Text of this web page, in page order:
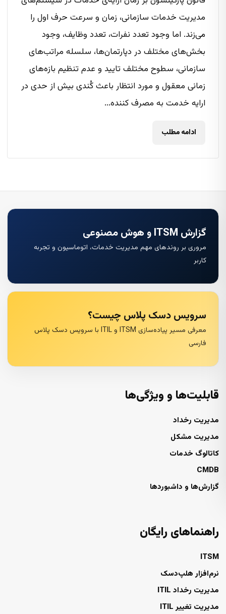
مدیریت خدمات سازمانی، زمان و سرعت حرف اول را
می‌زند. اما وجود تعدد نفرات، تعدد وظایف، وجود
بخش‌های مختلف در دپارتمان‌ها، سلسله مراتب‌های
سازمانی، سطوح مختلف تایید و عدم تنظیم بازه‌های
زمانی معقول و مورد انتظار باعث کُندی بیش از حدی در
ارایه خدمت به مصرف کننده...
ادامه مطلب
گزارش ITSM و هوش مصنوعی
مروری بر روندهای مهم مدیریت خدمات، اتوماسیون و تجربه
کاربر
سرویس دسک پلاس چیست؟
معرفی مسیر پیاده‌سازی ITSM و ITIL با سرویس دسک پلاس
فارسی
قابلیت‌ها و ویژگی‌ها
مدیریت رخداد
مدیریت مشکل
کاتالوگ خدمات
CMDB
گزارش‌ها و داشبوردها
راهنماهای رایگان
ITSM
نرم‌افزار هلپ‌دسک
مدیریت رخداد ITIL
مدیریت تغییر ITIL